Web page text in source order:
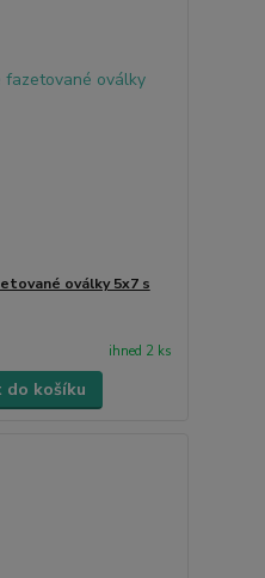
oválky 5x7 s
ihned 2 ks
do košíku